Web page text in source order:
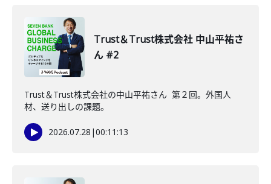
Trust＆Trust株式会社 中山平祐さ
ん #2
Trust＆Trust株式会社の中山平祐さん 第２回。外国人
材、送り出しの課題。
2026.07.28 |00:11:13